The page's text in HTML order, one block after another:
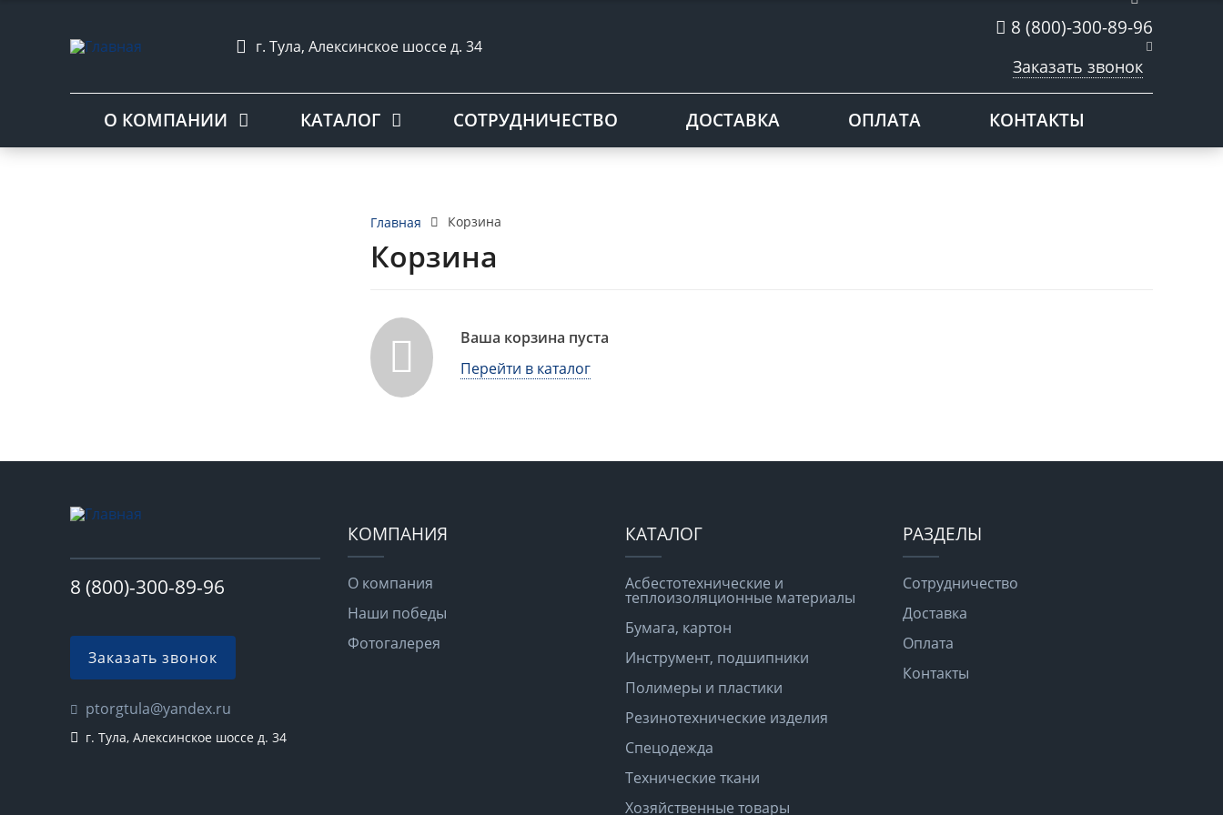
г. Тула, Алексинское шоссе д. 34
8 (800)-300-89-96
Заказать звонок
О КОМПАНИИ КАТАЛОГ СОТРУДНИЧЕСТВО ДОСТАВКА ОПЛАТА КОНТАКТЫ
Главная Корзина
Корзина
Ваша корзина пуста
Перейти в каталог
8 (800)-300-89-96
Заказать звонок
ptorgtula@yandex.ru
г. Тула, Алексинское шоссе д. 34
КОМПАНИЯ
О компания
Наши победы
Фотогалерея
КАТАЛОГ
Асбестотехнические и
теплоизоляционные материалы
Бумага, картон
Инструмент, подшипники
Полимеры и пластики
Резинотехнические изделия
Спецодежда
Технические ткани
Хозяйственные товары
РАЗДЕЛЫ
Сотрудничество
Доставка
Оплата
Контакты